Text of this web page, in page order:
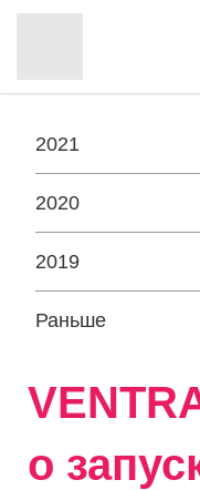
2021
2020
2019
Раньше
о